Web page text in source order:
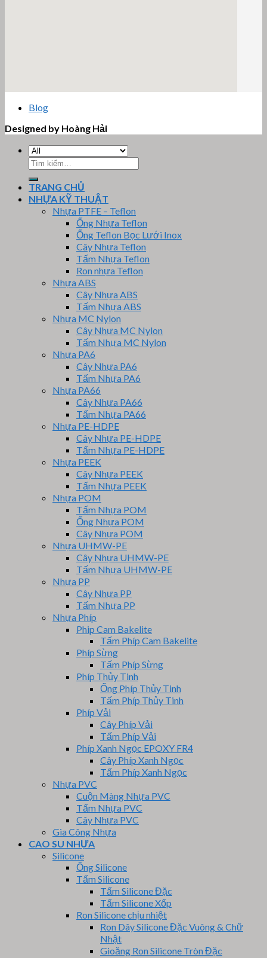
Blog
Designed by Hoàng Hải
Tìm
kiếm:
TRANG CHỦ
NHỰA KỸ THUẬT
Nhựa PTFE – Teflon
Ống Nhựa Teflon
Ống Teflon Bọc Lưới Inox
Cây Nhựa Teflon
Tấm Nhựa Teflon
Ron nhựa Teflon
Nhựa ABS
Cây Nhựa ABS
Tấm Nhựa ABS
Nhựa MC Nylon
Cây Nhựa MC Nylon
Tấm Nhựa MC Nylon
Nhựa PA6
Cây Nhựa PA6
Tấm Nhựa PA6
Nhựa PA66
Cây Nhựa PA66
Tấm Nhựa PA66
Nhựa PE-HDPE
Cây Nhựa PE-HDPE
Tấm Nhựa PE-HDPE
Nhựa PEEK
Cây Nhựa PEEK
Tấm Nhựa PEEK
Nhựa POM
Tấm Nhựa POM
Ống Nhựa POM
Cây Nhựa POM
Nhựa UHMW-PE
Cây Nhựa UHMW-PE
Tấm Nhựa UHMW-PE
Nhựa PP
Cây Nhựa PP
Tấm Nhựa PP
Nhựa Phíp
Phip Cam Bakelite
Tấm Phíp Cam Bakelite
Phíp Sừng
Tấm Phíp Sừng
Phíp Thủy Tinh
Ống Phíp Thủy Tinh
Tấm Phíp Thủy Tinh
Phíp Vải
Cây Phíp Vải
Tấm Phíp Vải
Phíp Xanh Ngọc EPOXY FR4
Cây Phíp Xanh Ngọc
Tấm Phíp Xanh Ngọc
Nhựa PVC
Cuộn Màng Nhựa PVC
Tấm Nhựa PVC
Cây Nhựa PVC
Gia Công Nhựa
CAO SU NHỰA
Silicone
Ống Silicone
Tấm Silicone
Tấm Silicone Đặc
Tấm Silicone Xốp
Ron Silicone chịu nhiệt
Ron Dây Silicone Đặc Vuông & Chữ
Nhật
Gioăng Ron Silicone Tròn Đặc